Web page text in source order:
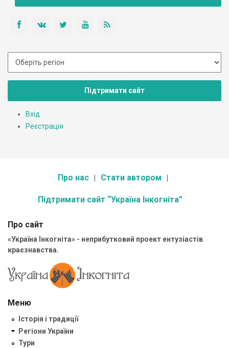
Підтримати сайт
Вхід
Реєстрація
Про нас Стати автором
Підтримати сайт “Україна Інкогніта”
Про сайт
«Україна Інкогніта» - неприбутковий проект ентузіастів
краєзнавства.
Меню
Історія і традиції
Регіони України
Тури